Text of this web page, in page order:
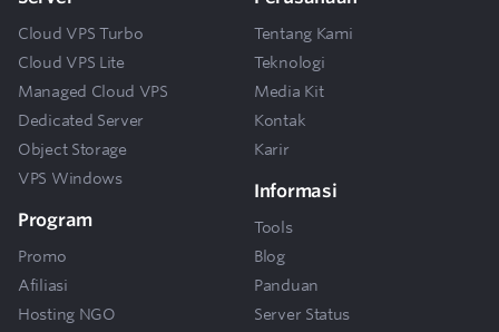
Cloud VPS Turbo
Cloud VPS Lite
Managed Cloud VPS
Dedicated Server
Object Storage
VPS Windows
Program
Promo
Afiliasi
Hosting NGO
Tentang Kami
Teknologi
Media Kit
Kontak
Karir
Informasi
Tools
Blog
Panduan
Server Status